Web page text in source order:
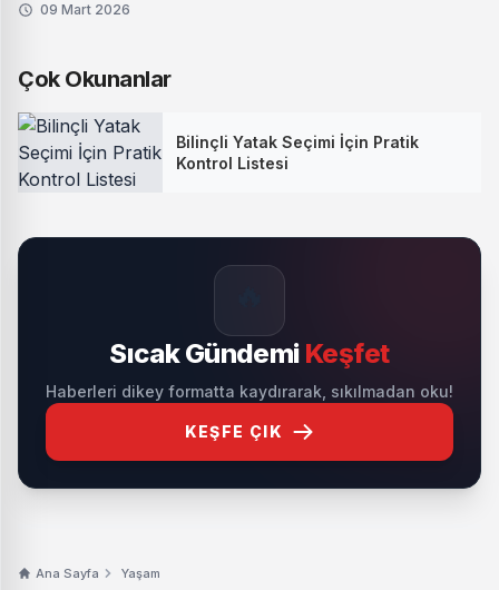
09 Mart 2026
Çok Okunanlar
Bilinçli Yatak Seçimi İçin Pratik
Kontrol Listesi
Sıcak Gündemi Keşfet
Haberleri dikey formatta kaydırarak, sıkılmadan oku!
KEŞFE ÇIK
Ana Sayfa Yaşam